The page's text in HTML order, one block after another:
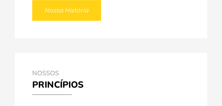
Nossa História
NOSSOS
PRINCÍPIOS